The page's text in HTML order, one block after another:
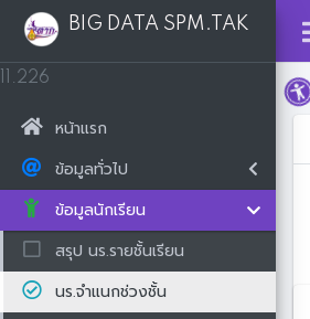
BIG DATA SPM.TAK
11.226
หน้าแรก
ข้อมูลทั่วไป
ข้อมูลนักเรียน
สรุป นร.รายชั้นเรียน
นร.จำแนกช่วงชั้น